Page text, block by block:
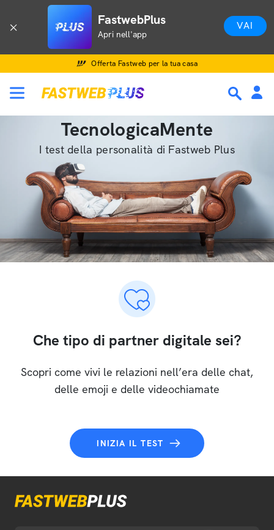
FastwebPlus
Apri nell'app
VAI
Offerta Fastweb per la tua casa
TecnologicaMente
I test della personalità di Fastweb Plus
Che tipo di partner digitale sei?
Scopri come vivi le relazioni nell’era delle chat,
delle emoji e delle videochiamate
INIZIA IL TEST